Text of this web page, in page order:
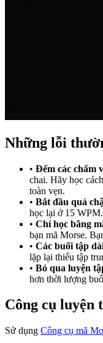
Những lỗi
• Đếm các chấm
chai. Hãy học
toàn vẹn.
• Bắt đầu quá
học lại ở 15
• Chỉ học bằng
bạn mã Morse.
• Các buổi tập
lặp lại thiếu tập
• Bỏ qua luyện
hơn thời lượng
Công cụ luyện
Sử dụng Công cụ mã